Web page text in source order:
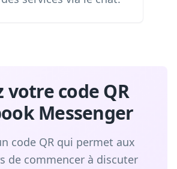
votre code QR
Messenger
code QR qui permet aux
de commencer à discuter